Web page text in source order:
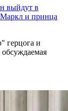
выйдут в
и принца
герцога и